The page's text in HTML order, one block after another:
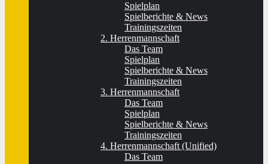
Spielplan
Spielberichte & News
Trainingszeiten
2. Herrenmannschaft
Das Team
Spielplan
Spielberichte & News
Trainingszeiten
3. Herrenmannschaft
Das Team
Spielplan
Spielberichte & News
Trainingszeiten
4. Herrenmannschaft (Unified)
Das Team